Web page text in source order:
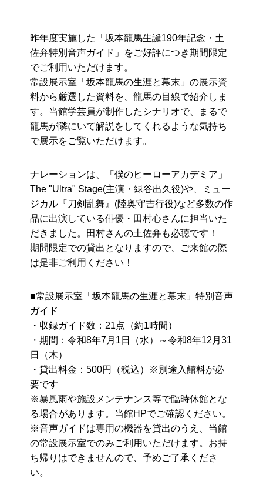
昨年度実施した「坂本龍馬生誕190年記念・土
佐弁特別音声ガイド」をご好評につき期間限定
でご利用いただけます。
常設展示室「坂本龍馬の生涯と幕末」の展示資
料から厳選した資料を、龍馬の目線で紹介しま
す。当館学芸員が制作したシナリオで、まるで
龍馬が隣にいて解説をしてくれるような気持ち
で展示をご覧いただけます。
ナレーションは、「僕のヒーローアカデミア」
The "Ultra" Stage(主演・緑谷出久役)や、ミュー
ジカル『刀剣乱舞』(陸奥守吉行役)など多数の作
品に出演している俳優・田村心さんに担当いた
だきました。田村さんの土佐弁も必聴です！
期間限定での貸出となりますので、ご来館の際
は是非ご利用ください！
■常設展示室「坂本龍馬の生涯と幕末」特別音声
ガイド
・収録ガイド数：21点（約1時間）
・期間：令和8年7月1日（水）～令和8年12月31
日（木）
・貸出料金：500円（税込）※別途入館料が必
要です
※暴風雨や施設メンテナンス等で臨時休館とな
る場合があります。当館HPでご確認ください。
※音声ガイドは専用の機器を貸出のうえ、当館
の常設展示室でのみご利用いただけます。お持
ち帰りはできませんので、予めご了承くださ
い。